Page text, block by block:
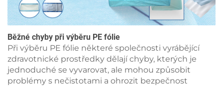
Běžné chyby při výběru PE fólie
Při výběru PE fólie některé společnosti vyrábějící
zdravotnické prostředky dělají chyby, kterých je
jednoduché se vyvarovat, ale mohou způsobit
problémy s nečistotami a ohrozit bezpečnost